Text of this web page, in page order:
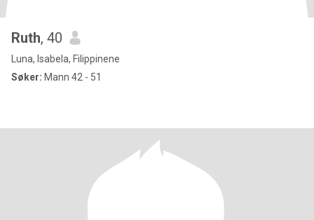
Ruth, 40
Luna, Isabela, Filippinene
Søker: Mann 42 - 51